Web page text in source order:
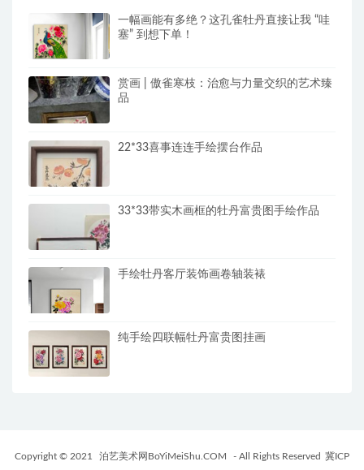
一幅画能有多绝？这孔雀牡丹直接让我 “哇
塞” 到想下单！
赏画 | 傲雀寒枝：治愈与力量交织的艺术臻
品
22*33喜事连连手绘摆台作品
33*33带实木画框的牡丹富贵图手绘作品
手绘牡丹客厅装饰画卷轴装裱
纯手绘四联幅牡丹富贵图挂画
Copyright © 2021 泊艺美术网BoYiMeiShu.COM - All Rights Reserved 冀ICP